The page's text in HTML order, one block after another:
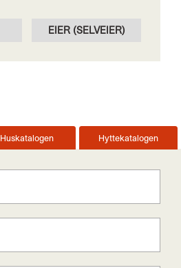
EIER (SELVEIER)
Huskatalogen Hyttekatalogen